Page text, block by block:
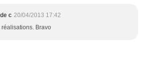
c 20/04/2013 17:42
réalisations. Bravo